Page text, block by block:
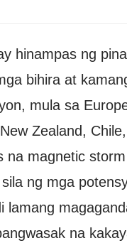
hinampas ng
bihira at
mula sa
Zealand,
na magnetic
ng mga
lamang
na